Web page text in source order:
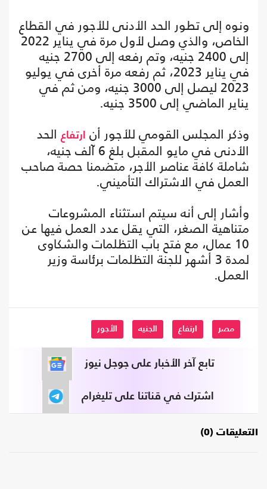
ونوه إلى تطور الحد الأدنى للأجور في القطاع
الخاص، والذي وصل لأول مرة في يناير 2022
إلى 2400 جنيه، وتم رفعه إلى 2700 جنيه
في يناير 2023، ثم رفعه مرة أخرى في يوليو
2023 ليصل إلى 3000 جنيه، ومن ثم في
يناير الماضي إلى 3500 جنيه.
وذكر المجلس القومي للأجور أن
ارتفاع الحد
الأدنى في مايو المقبل بلغ 6 آلف جنيه،
شاملة كافة عناصر الأجر، متضمنا حصة صاحب
العمل في الاشتراك التأميني.
وأشار إلى أنه سيتم استثناء المشروعات
متناهية الصغر، التي يقل عدد العمل فيها عن
10 عمال، مع فتح باب التظلمات والشكاوى
لمدة 3 أشهر للجنة التظلمات برئاسة وزير
العمل.
مصر ارتفاع الجنيه الأجور
تابع آخر الأخبار على جوجل نيوز
اشترك في قناتنا على تليغرام
التعليقات (0)